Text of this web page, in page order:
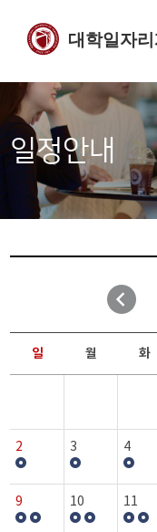
대학일자리
일정안내
일 월 화
2 3 4
9 10 11